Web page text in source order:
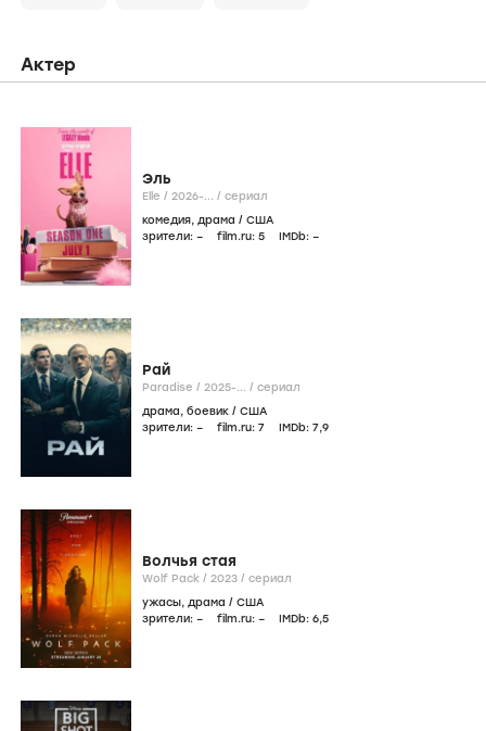
Актер
Эль
Elle / 2026-... / сериал
комедия, драма / США
зрители: – film.ru: 5 IMDb: –
Рай
Paradise / 2025-... / сериал
драма, боевик / США
зрители: – film.ru: 7 IMDb: 7,9
Волчья стая
Wolf Pack / 2023 / сериал
ужасы, драма / США
зрители: – film.ru: – IMDb: 6,5